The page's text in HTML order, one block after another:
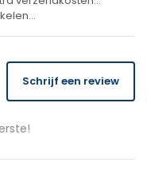
Schrijf een review